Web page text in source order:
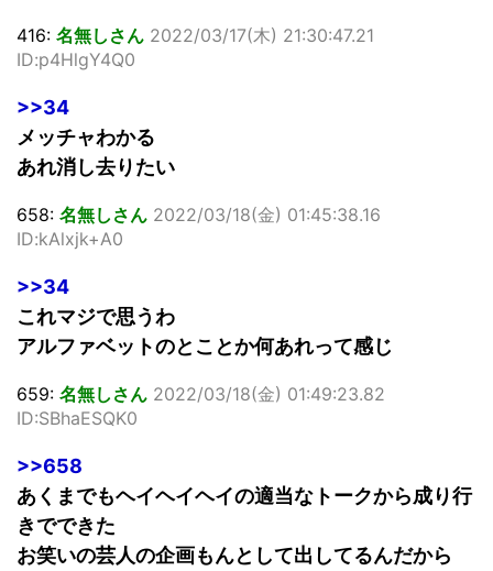
416: 名無しさん 2022/03/17(木) 21:30:47.21
ID:p4HlgY4Q0
>>34
メッチャわかる
あれ消し去りたい
658: 名無しさん 2022/03/18(金) 01:45:38.16
ID:kAlxjk+A0
>>34
これマジで思うわ
アルファベットのとことか何あれって感じ
659: 名無しさん 2022/03/18(金) 01:49:23.82
ID:SBhaESQK0
>>658
あくまでもヘイヘイヘイの適当なトークから成り行
きでできた
お笑いの芸人の企画もんとして出してるんだから